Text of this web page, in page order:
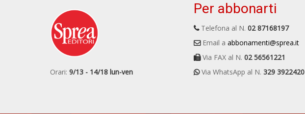
Orari: 9/13 - 14/18 lun-ven
Per abbonarti
Telefona al N. 02 87168197
Email a abbonamenti@sprea.it
Via FAX al N. 02 56561221
Via WhatsApp al N. 329 3922420